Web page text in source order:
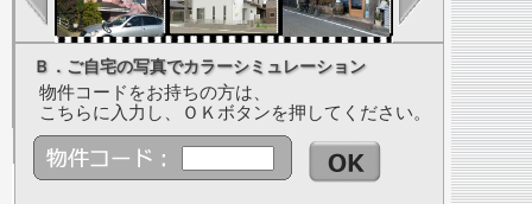
Ｂ．ご自宅の写真でカラーシミュレーション
物件コードをお持ちの方は、
こちらに入力し、ＯＫボタンを押してください。